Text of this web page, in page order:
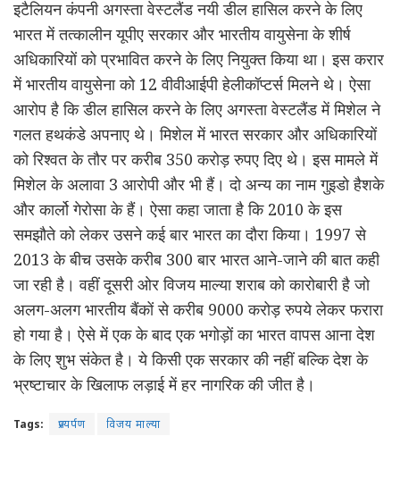
इटैलियन कंपनी अगस्ता वेस्टलैंड नयी डील हासिल करने के लिए
भारत में तत्‍कालीन यूपीए सरकार और भारतीय वायुसेना के शीर्ष
अधिकारियों को प्रभावित करने के लिए नियुक्‍त किया था। इस करार
में भारतीय वायुसेना को 12 वीवीआईपी हेलीकॉप्‍टर्स मिलने थे। ऐसा
आरोप है कि डील हासिल करने के लिए अगस्‍ता वेस्‍टलैंड में मिशेल ने
गलत हथकंडे अपनाए थे। मिशेल में भारत सरकार और अधिकारियों
को रिश्‍वत के तौर पर करीब 350 करोड़ रुपए दिए थे। इस मामले में
मिशेल के अलावा 3 आरोपी और भी हैं। दो अन्‍य का नाम गुइडो हैशके
और कार्लो गेरोसा के हैं। ऐसा कहा जाता है कि 2010 के इस
समझौते को लेकर उसने कई बार भारत का दौरा किया। 1997 से
2013 के बीच उसके करीब 300 बार भारत आने-जाने की बात कही
जा रही है। वहीं दूसरी ओर विजय माल्या शराब को कारोबारी है जो
अलग-अलग भारतीय बैंकों से करीब 9000 करोड़ रुपये लेकर फरारा
हो गया है। ऐसे में एक के बाद एक भगोड़ों का भारत वापस आना देश
के लिए शुभ संकेत है। ये किसी एक सरकार की नहीं बल्कि देश के
भ्रष्टाचार के खिलाफ लड़ाई में हर नागरिक की जीत है।
Tags: प्रत्यर्पण विजय माल्या